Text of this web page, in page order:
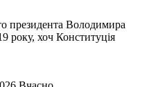
президента Володимира
року, хоч Конституція